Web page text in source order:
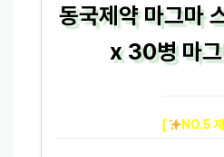
동국제약 마그마
x 30병 마
[ NO.5